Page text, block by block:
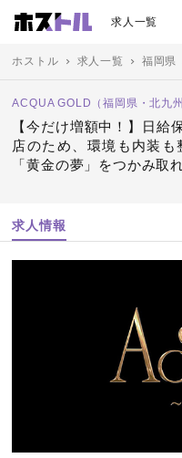
求人一覧
ホストル 求人一覧 福岡県
ACQUA GOLD（福岡県・北九
【今だけ増額中！】日
店のため、環境も内装
「黄金の夢」をつかみ取
求人情報